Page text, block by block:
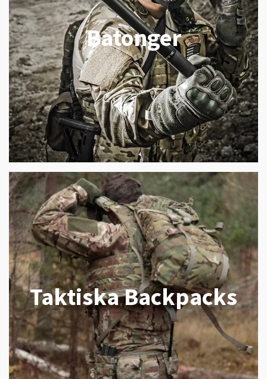
Batonger
Taktiska Backpacks